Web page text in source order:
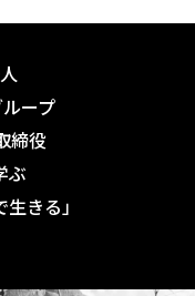
ープ
締役
ぶ
きる」